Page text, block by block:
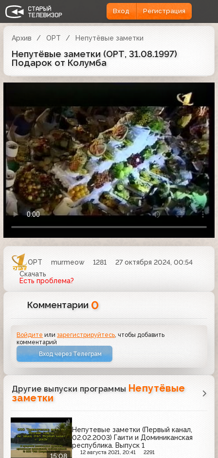
Вход Регистрация
Архив ОРТ Непутёвые заметки
Непутёвые заметки (ОРТ, 31.08.1997)
Подарок от Колумба
ОРТ murmeow 1281
27 октября 2024, 00:54
Скачать
Есть проблема?
Комментарии 0
Войдите илизарегистрируйтесь, чтобы добавить
комментарий
Вход через Телеграм
Другие выпуски программы Непутёвые
заметки
15:08
Непутевые заметки (Первый канал,
02.02.2003) Гаити и Доминиканская
республика. Выпуск 1
12 августа 2021, 20:41 2291